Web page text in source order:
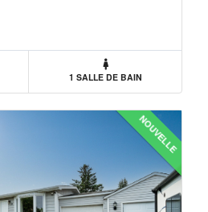
1 SALLE DE BAIN
NOUVELLE